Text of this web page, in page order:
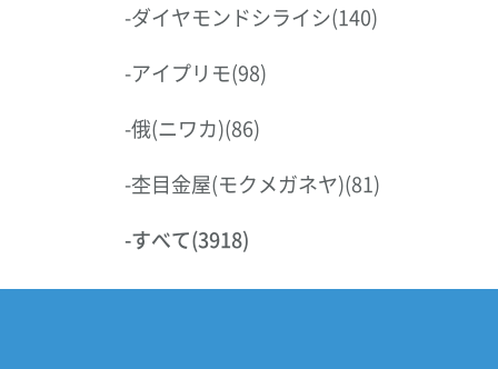
-ダイヤモンドシライシ(140)
-アイプリモ(98)
-俄(ニワカ)(86)
-杢目金屋(モクメガネヤ)(81)
-すべて(3918)